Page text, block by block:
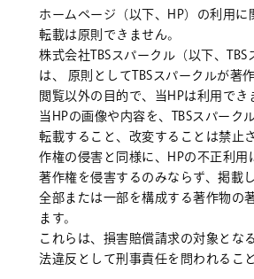
ホームページ（以下、HP）の利用に
転載は原則できません。
株式会社TBSスパークル（以下、TBS
は、 原則としてTBSスパークルが著
閲覧以外の目的で、当HPは利用でき
当HPの画像や内容を、TBSスパーク
転載すること、改変することは禁止
作権の侵害と同様に、HPの不正利用
著作権を侵害するのみならず、掲載
全部または一部を構成する著作物の
ます。
これらは、損害賠償請求の対象とな
法違反として刑事責任を問われるこ